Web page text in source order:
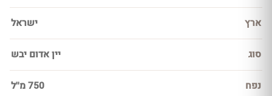
ארץ ישראל
סוג יין אדום יבש
נפח 750 מ''ל